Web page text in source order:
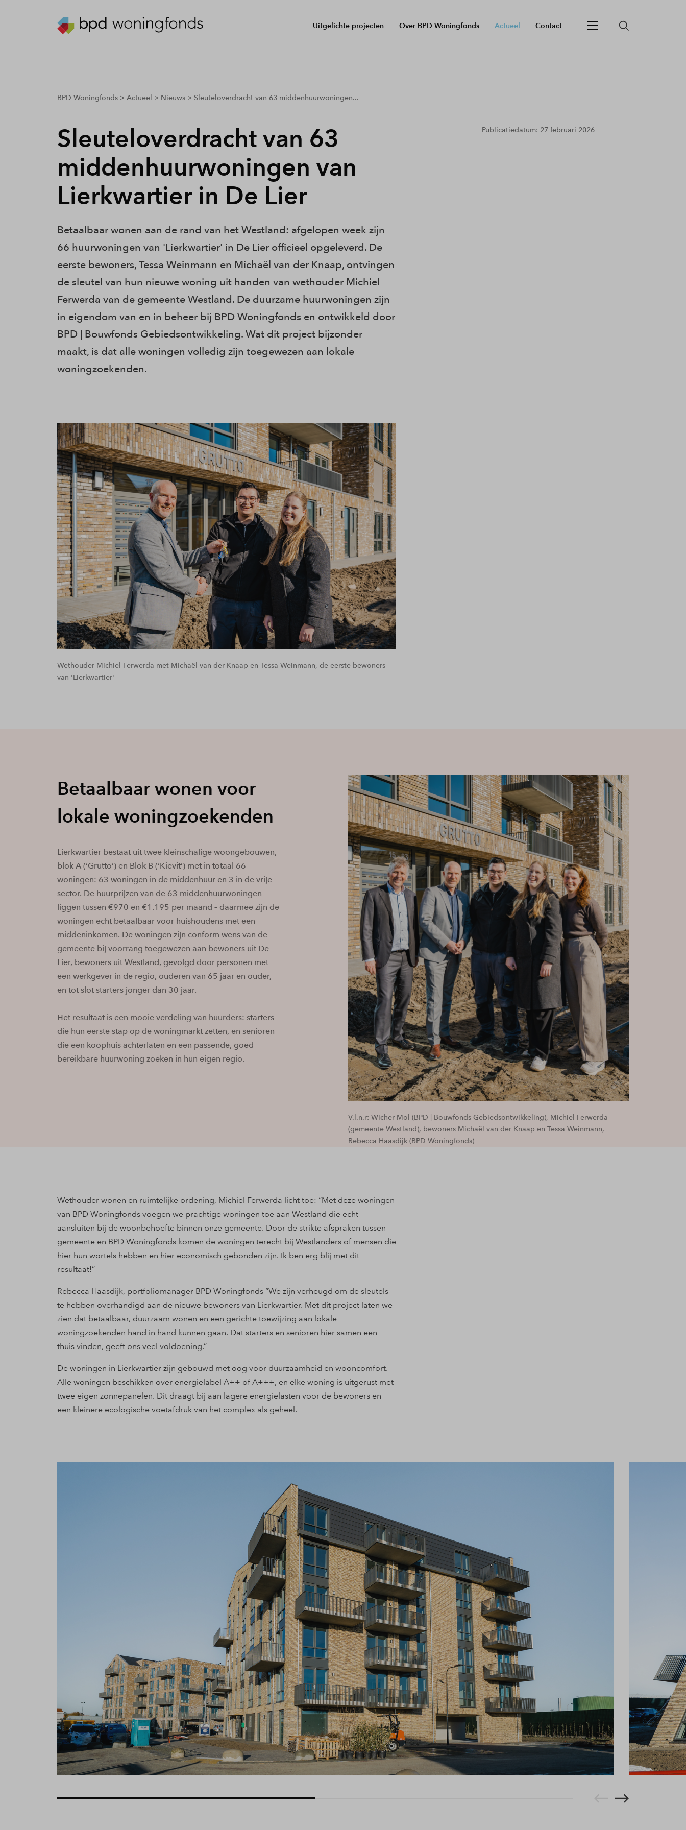
Uitgelichte projecten Over BPD Woningfonds Actueel Contact
breadcrumbs.youarehere
BPD Woningfonds Actueel Nieuws Sleuteloverdracht van 63 middenhuurwoningen...
Sleuteloverdracht van 63
middenhuurwoningen van
Lierkwartier in De Lier
Betaalbaar wonen aan de rand van het Westland: afgelopen week zijn
66 huurwoningen van 'Lierkwartier' in De Lier officieel opgeleverd. De
eerste bewoners, Tessa Weinmann en Michaël van der Knaap, ontvingen
de sleutel van hun nieuwe woning uit handen van wethouder Michiel
Ferwerda van de gemeente Westland. De duurzame huurwoningen zijn
in eigendom van en in beheer bij BPD Woningfonds en ontwikkeld door
BPD | Bouwfonds Gebiedsontwikkeling. Wat dit project bijzonder
maakt, is dat alle woningen volledig zijn toegewezen aan lokale
woningzoekenden.
Publicatiedatum: 27 februari 2026
Wethouder Michiel Ferwerda met Michaël van der Knaap en Tessa Weinmann, de eerste bewoners
van 'Lierkwartier'
V.l.n.r: Wicher Mol (BPD | Bouwfonds Gebiedsontwikkeling), Michiel Ferwerda
(gemeente Westland), bewoners Michaël van der Knaap en Tessa Weinmann,
Rebecca Haasdijk (BPD Woningfonds)
Betaalbaar wonen voor
lokale woningzoekenden
Lierkwartier bestaat uit twee kleinschalige woongebouwen,
blok A (‘Grutto’) en Blok B (‘Kievit’) met in totaal 66
woningen: 63 woningen in de middenhuur en 3 in de vrije
sector. De huurprijzen van de 63 middenhuurwoningen
liggen tussen €970 en €1.195 per maand – daarmee zijn de
woningen echt betaalbaar voor huishoudens met een
middeninkomen. De woningen zijn conform wens van de
gemeente bij voorrang toegewezen aan bewoners uit De
Lier, bewoners uit Westland, gevolgd door personen met
een werkgever in de regio, ouderen van 65 jaar en ouder,
en tot slot starters jonger dan 30 jaar.
Het resultaat is een mooie verdeling van huurders: starters
die hun eerste stap op de woningmarkt zetten, en senioren
die een koophuis achterlaten en een passende, goed
bereikbare huurwoning zoeken in hun eigen regio.
Wethouder wonen en ruimtelijke ordening, Michiel Ferwerda licht toe: “Met deze woningen
van BPD Woningfonds voegen we prachtige woningen toe aan Westland die echt
aansluiten bij de woonbehoefte binnen onze gemeente. Door de strikte afspraken tussen
gemeente en BPD Woningfonds komen de woningen terecht bij Westlanders of mensen die
hier hun wortels hebben en hier economisch gebonden zijn. Ik ben erg blij met dit
resultaat!”
Rebecca Haasdijk, portfoliomanager BPD Woningfonds “We zijn verheugd om de sleutels
te hebben overhandigd aan de nieuwe bewoners van Lierkwartier. Met dit project laten we
zien dat betaalbaar, duurzaam wonen en een gerichte toewijzing aan lokale
woningzoekenden hand in hand kunnen gaan. Dat starters en senioren hier samen een
thuis vinden, geeft ons veel voldoening.”
De woningen in Lierkwartier zijn gebouwd met oog voor duurzaamheid en wooncomfort.
Alle woningen beschikken over energielabel A++ of A+++, en elke woning is uitgerust met
twee eigen zonnepanelen. Dit draagt bij aan lagere energielasten voor de bewoners en
een kleinere ecologische voetafdruk van het complex als geheel.